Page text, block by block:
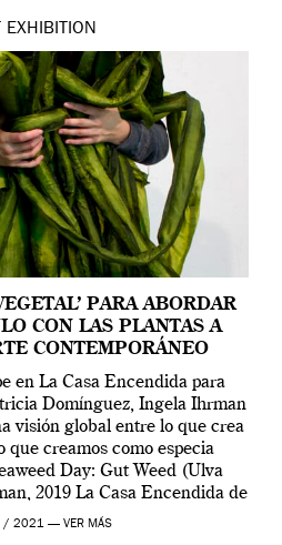
EXHIBITION
PARA ABORDAR
CON LAS PLANTAS A
CONTEMPORÁNEO
en La Casa Encendida para
Domínguez, Ingela Ihrman
visión global entre lo que crea
creamos como especia
Day: Gut Weed (Ulva
2019 La Casa Encendida de
la Wellcome […]
/ 2021 — VER MÁS